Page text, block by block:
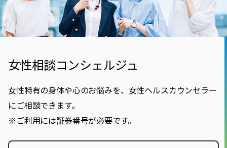
女性相談コンシェルジュ
女性特有の身体や心のお悩みを、女性ヘルスカウンセラー
にご相談できます。
※ご利用には証券番号が必要です。